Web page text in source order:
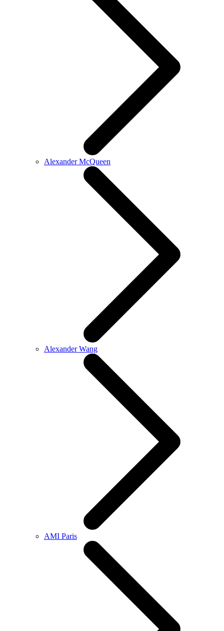
Alexander McQueen
Alexander Wang
AMI Paris